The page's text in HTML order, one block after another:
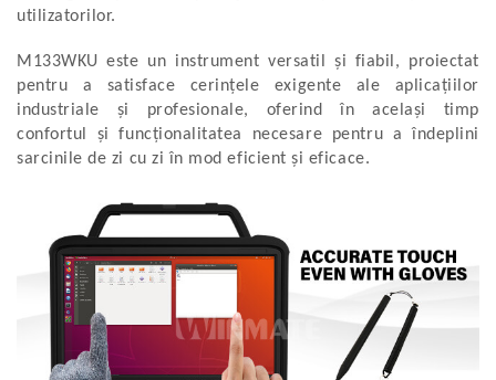
utilizatorilor.
M133WKU este un instrument versatil și fiabil, proiectat
pentru a satisface cerințele exigente ale aplicațiilor
industriale și profesionale, oferind în același timp
confortul și funcționalitatea necesare pentru a îndeplini
sarcinile de zi cu zi în mod eficient și eficace.